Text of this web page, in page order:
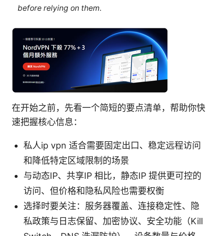
before relying on them.
在开始之前，先看一个简短的要点清单，帮助你快
速把握核心信息：
私人ip vpn 适合需要固定出口、稳定远程访问
和降低特定区域限制的场景
与动态IP、共享IP 相比，静态IP 提供更可控的
访问、但价格和隐私风险也需要权衡
选择时要关注：服务器覆盖、连接稳定性、隐
私政策与日志保留、加密协议、安全功能（Kill